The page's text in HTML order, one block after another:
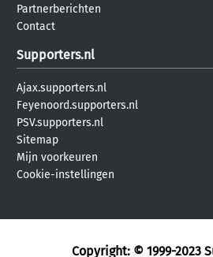
Partnerberichten
Contact
Supporters.nl
Ajax.supporters.nl
Feyenoord.supporters.nl
PSV.supporters.nl
Sitemap
Mijn voorkeuren
Cookie-instellingen
Copyright: © 1999-2023